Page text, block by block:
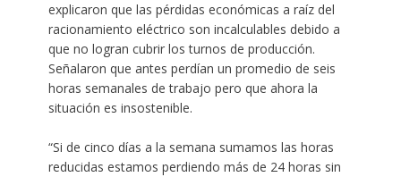
explicaron que las pérdidas económicas a raíz del
racionamiento eléctrico son incalculables debido a
que no logran cubrir los turnos de producción.
Señalaron que antes perdían un promedio de seis
horas semanales de trabajo pero que ahora la
situación es insostenible.
“Si de cinco días a la semana sumamos las horas
reducidas estamos perdiendo más de 24 horas sin